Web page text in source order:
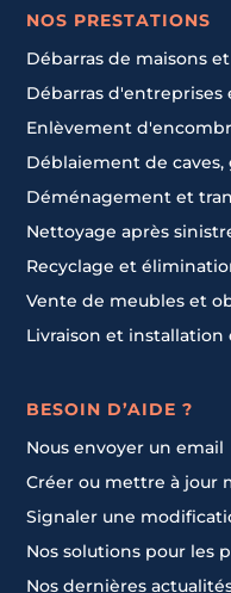
NOS PRESTATIONS
Débarras de maisons
Débarras
Enlèvement
Déblaiement de caves,
Déménagement et
Nettoyage après
Recyclage et
Vente de meubles et
Livraison et installation
BESOIN D’AIDE ?
Nous envoyer un email
Créer ou mettre à jour
Signaler une
Nos solutions pour les
Nos dernières